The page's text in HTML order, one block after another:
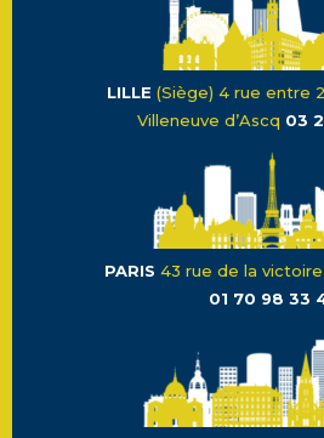
LILLE (Siège) 4 rue entre
Villeneuve d’Ascq 03
PARIS 43 rue de la
01 70 98 33